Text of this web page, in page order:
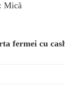
Mică
fermei cu